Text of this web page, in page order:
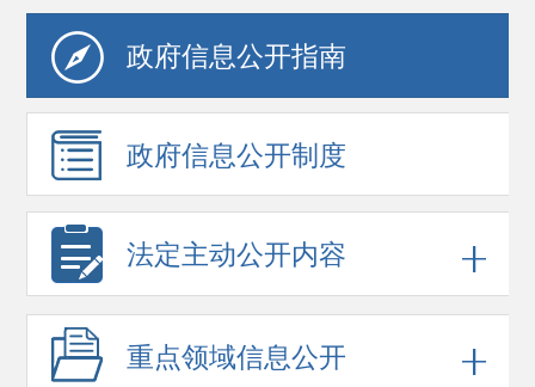
政府信息公开指南
政府信息公开制度
法定主动公开内容
重点领域信息公开